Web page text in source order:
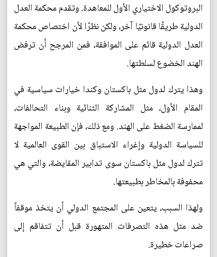
البروتوكول الاختياري الأول للمعاهدة. وتقدم محكمة العدل
الدولية طريقًا قانونيًا آخر، ولكن نظرًا لأن اختصاص محكمة
العدل الدولية قائم على الموافقة، فمن المرجح أن ترفض
الهند الخضوع لسلطتها.
وهذا يترك لدول مثل باكستان وكندا خيارات سياسية في
المقام الأول، مثل المشاركة الثنائية وبناء التحالفات،
لممارسة الضغط على الهند. ومع ذلك، فإن الطبيعة المواجهة
للسياسة الدولية وإغراء الاستباق بين القوى العالمية لا
تترك لدول مثل باكستان سوى تدابير المقايضة، والتي هي
محفوفة بالمخاطر بطبيعتها.
ولهذا السبب، يتعين على المجتمع الدولي أن يتخذ موقفاً
ضد مثل هذه التصرفات المتهورة قبل أن تتفاقم إلى
صراعات خطيرة.